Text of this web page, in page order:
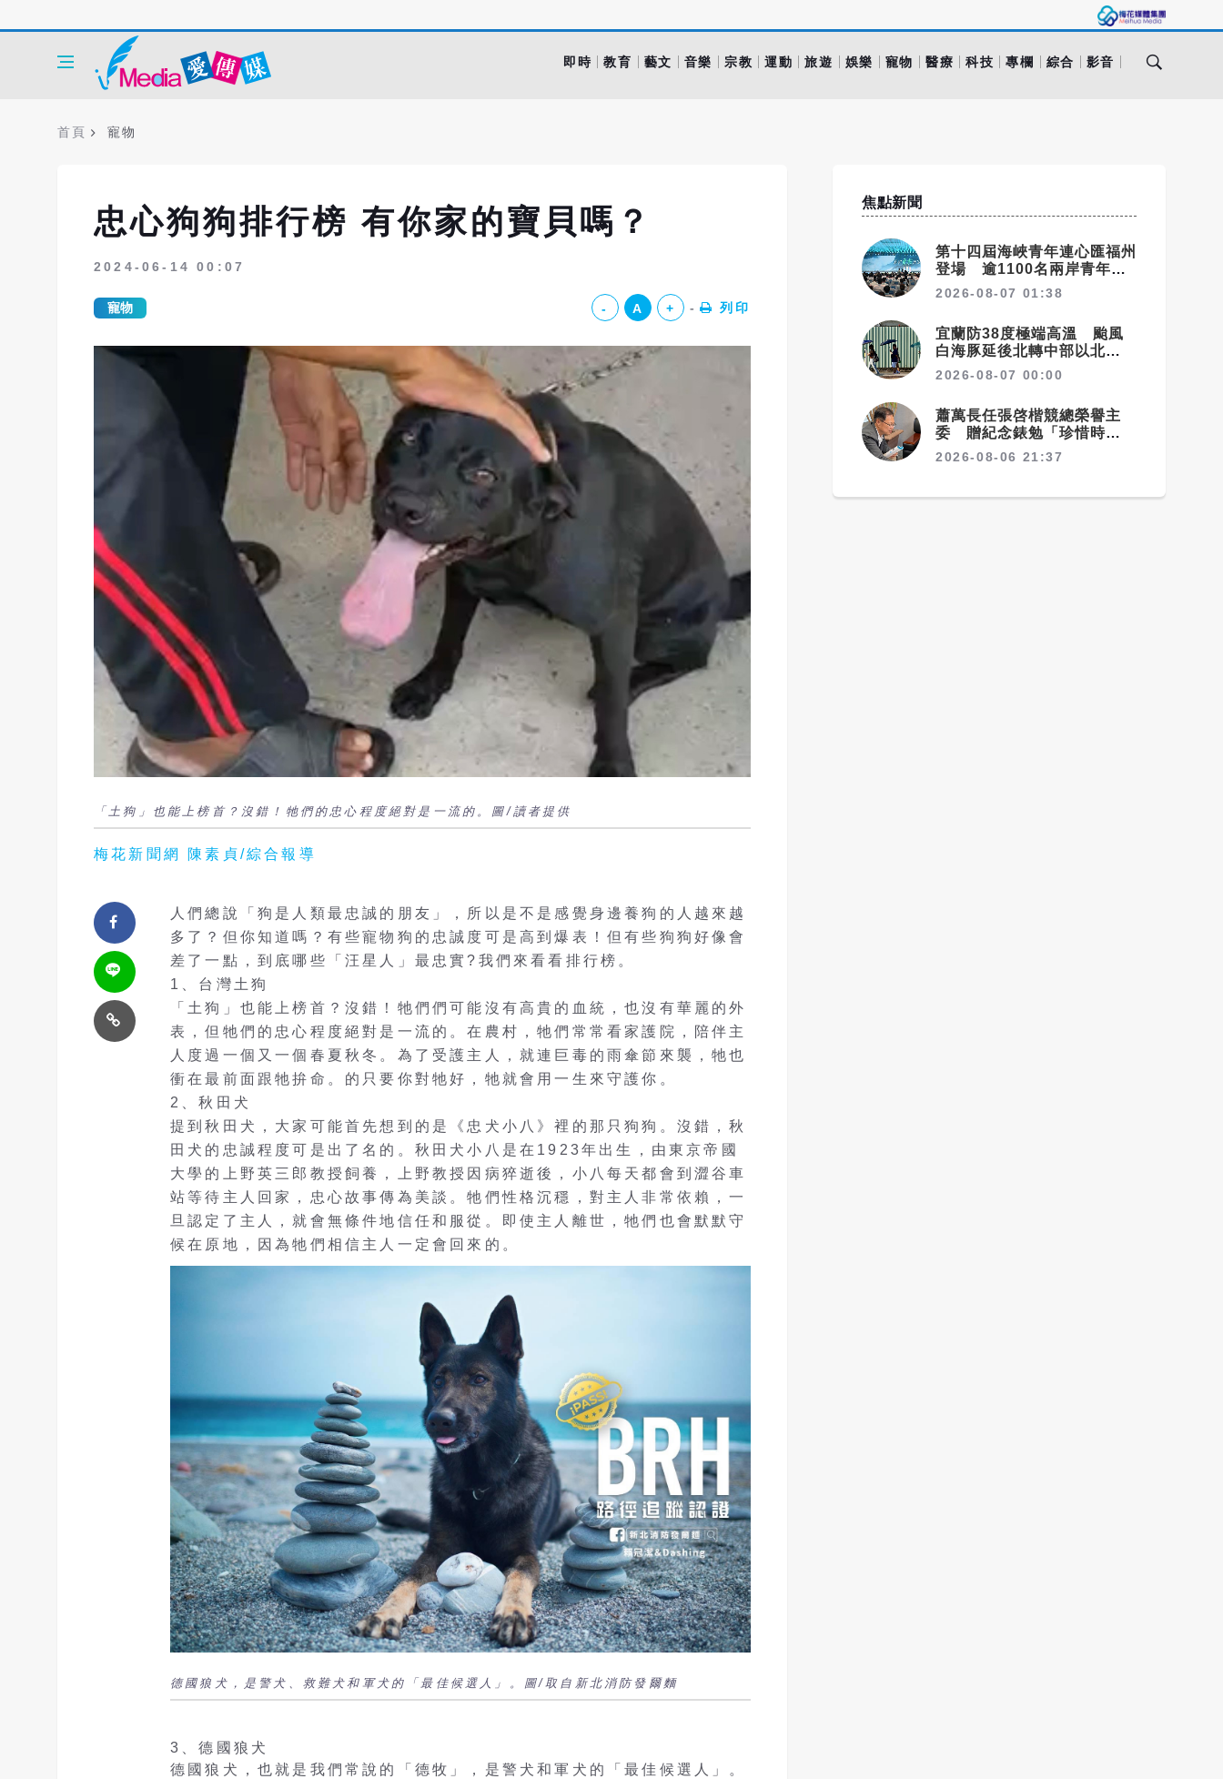
即時 教育 藝文 音樂 宗教 運動 旅遊 娛樂 寵物 醫療 科技 專欄 綜合 影音
首頁 寵物
忠心狗狗排行榜 有你家的寶貝嗎？
2024-06-14 00:07
寵物 - A + 列印
「土狗」也能上榜首？沒錯！牠們的忠心程度絕對是一流的。圖/讀者提供
梅花新聞網 陳素貞/綜合報導
人們總說「狗是人類最忠誠的朋友」，所以是不是感覺身邊養狗的人越來越
多了？但你知道嗎？有些寵物狗的忠誠度可是高到爆表！但有些狗狗好像會
差了一點，到底哪些「汪星人」最忠實?我們來看看排行榜。
1、台灣土狗
「土狗」也能上榜首？沒錯！牠們們可能沒有高貴的血統，也沒有華麗的外
表，但牠們的忠心程度絕對是一流的。在農村，牠們常常看家護院，陪伴主
人度過一個又一個春夏秋冬。為了受護主人，就連巨毒的雨傘節來襲，牠也
衝在最前面跟牠拚命。的只要你對牠好，牠就會用一生來守護你。
2、秋田犬
提到秋田犬，大家可能首先想到的是《忠犬小八》裡的那只狗狗。沒錯，秋
田犬的忠誠程度可是出了名的。秋田犬小八是在1923年出生，由東京帝國
大學的上野英三郎教授飼養，上野教授因病猝逝後，小八每天都會到澀谷車
站等待主人回家，忠心故事傳為美談。牠們性格沉穩，對主人非常依賴，一
旦認定了主人，就會無條件地信任和服從。即使主人離世，牠們也會默默守
候在原地，因為牠們相信主人一定會回來的。
德國狼犬，是警犬、救難犬和軍犬的「最佳候選人」。圖/取自新北消防發爾麵
3、德國狼犬
德國狼犬，也就是我們常說的「德牧」，是警犬和軍犬的「最佳候選人」。
焦點新聞
第十四屆海峽青年連心匯福州
登場 逾1100名兩岸青年參
與交流
2026-08-07 01:38
宜蘭防38度極端高溫 颱風
白海豚延後北轉中部以北父親
節防豪大雨
2026-08-07 00:00
蕭萬長任張啓楷競總榮譽主
委 贈紀念錶勉「珍惜時間、
認真打拚」
2026-08-06 21:37